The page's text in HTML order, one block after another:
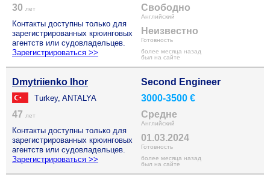
30 лет
Контакты доступны только для
зарегистрированных крюинговых
агентств или судовладельцев.
Зарегистрироваться >>
Свободно
Английский
Неизвестно
Готовность
более месяца назад
был на сайте
Dmytriienko Ihor
Turkey, ANTALYA
47 лет
Контакты доступны только для
зарегистрированных крюинговых
агентств или судовладельцев.
Зарегистрироваться >>
Second Engineer
3000-3500 €
Средне
Английский
01.03.2024
Готовность
более месяца назад
был на сайте